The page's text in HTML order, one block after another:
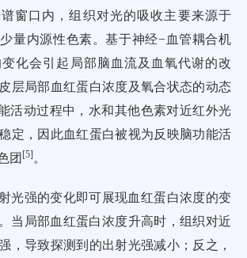
窗口内，组织对光的吸收主要来源于
量内源性色素。基于神经−血管耦合机
化会引起局部脑血流及血氧代谢的改
层局部血红蛋白浓度及氧合状态的动态
活动过程中，水和其他色素对近红外光
定，因此血红蛋白被视为反映脑功能活
团 [5] 。
光强的变化即可展现血红蛋白浓度的变
。当局部血红蛋白浓度升高时，组织对近
，导致探测到的出射光强减小；反之，